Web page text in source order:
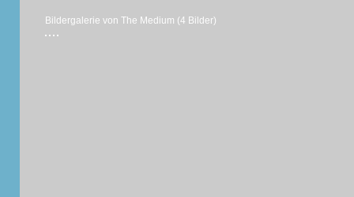
Bildergalerie von The Medium (4 Bilder)